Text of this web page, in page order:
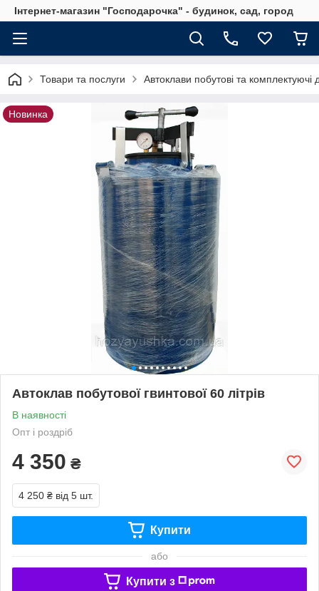
Інтернет-магазин "Господарочка" - будинок, сад, город
Товари та послуги Автоклави побутові та комплектуючі
Новинка
Автоклав побутової гвинтової 60 літрів
В наявності
Опт і роздріб
4 350 ₴
4 250 ₴ від 5 шт.
Купити
або
Купити з